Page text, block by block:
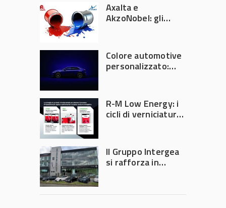
Axalta e
AkzoNobel: gli
Colore automotive
personalizzato:
diventa ingegneria
di precisione
R-M Low Energy: i
cicli di verniciatura
tempi e costi in
carrozzeria
Il Gruppo Intergea
si rafforza in